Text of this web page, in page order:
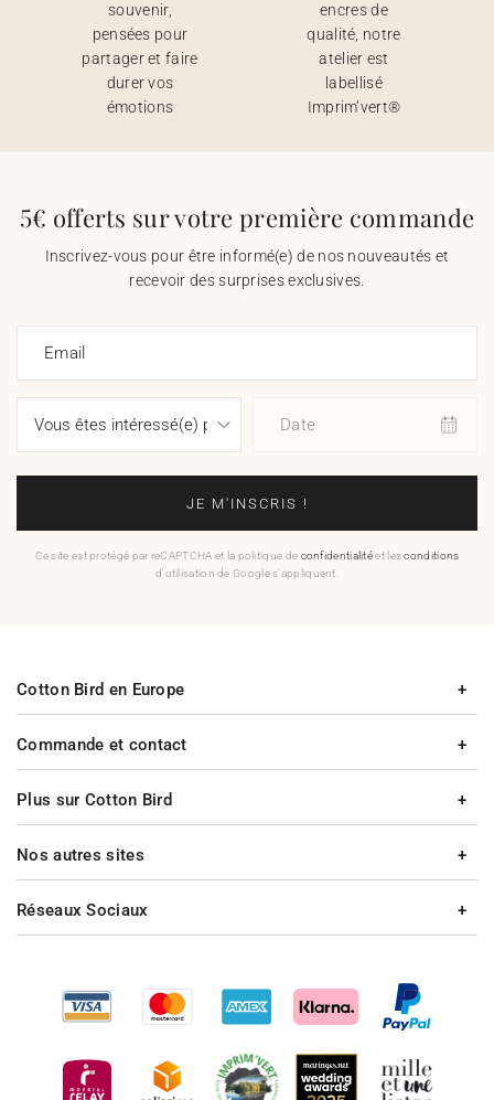
souvenir,
pensées pour
partager et faire
durer vos
émotions
encres de
qualité, notre
atelier est
labellisé
Imprim’vert®
5€ offerts sur votre première commande
Inscrivez-vous pour être informé(e) de nos nouveautés et
recevoir des surprises exclusives.
Email
Date
JE M'INSCRIS !
Ce site est protégé par reCAPTCHA et la politique de confidentialitéet lesconditions
d'utilisation de Google s'appliquent.
Commande et contact
Plus sur Cotton Bird
Cotton Bird en Europe
Nos autres sites
Réseaux Sociaux